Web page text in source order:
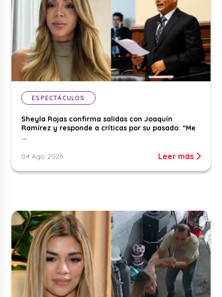
ESPECTÁCULOS
Sheyla Rojas confirma salidas con Joaquín
Ramírez y responde a críticas por su pasado: “Me
...
04 Ago 2026 Leer más